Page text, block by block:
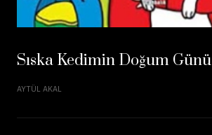
Sıska Kedimin Doğum Günü
AYTÜL AKAL